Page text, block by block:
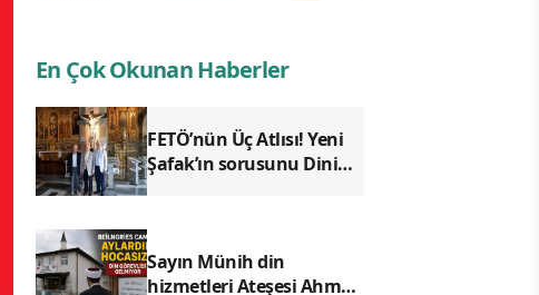
En Çok Okunan Haberler
FETÖ’nün Üç Atlısı! Yeni
Şafak’ın sorusunu Dini
Sayın Münih din
hizmetleri Ateşesi Ahmet